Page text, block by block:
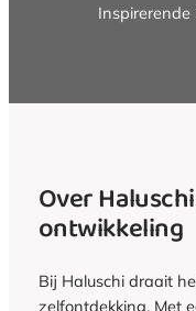
Inspirerende
Over
ontwikkeling
Bij Haluschi draait
zelfontdekking. Met